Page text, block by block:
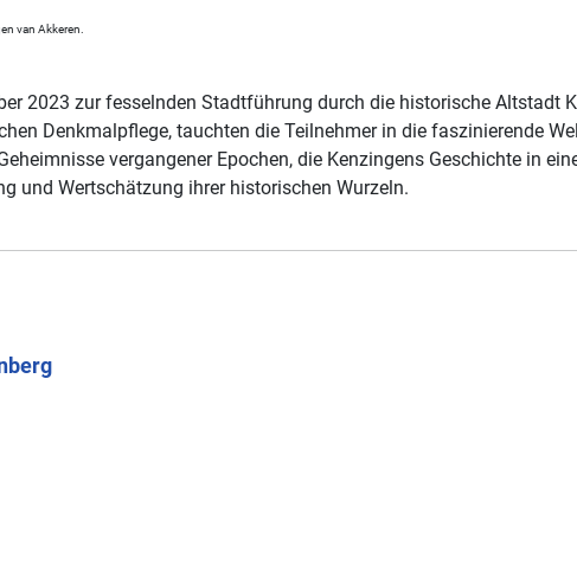
van Akkeren.
2023 zur fesselnden Stadtführung durch die historische Altstadt
Denkmalpflege, tauchten die Teilnehmer in die faszinierende
vergangener Epochen, die Kenzingens Geschichte in
und Wertschätzung ihrer historischen Wurzeln.